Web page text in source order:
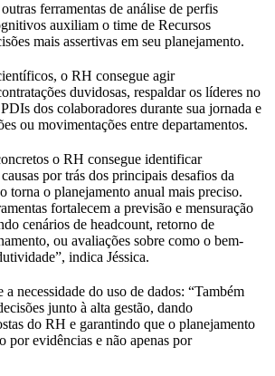
ferramentas de análise de perfis
auxiliam o time de Recursos
mais assertivas em seu planejamento.
o RH consegue agir
duvidosas, respaldar os líderes no
dos colaboradores durante sua jornada e
ou movimentações entre departamentos.
o RH consegue identificar
por trás dos principais desafios da
torna o planejamento anual mais preciso.
fortalecem a previsão e mensuração
cenários de headcount, retorno de
ou avaliações sobre como o bem-
indica Jéssica.
necessidade do uso de dados: “Também
junto à alta gestão, dando
do RH e garantindo que o planejamento
por evidências e não apenas por